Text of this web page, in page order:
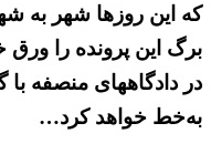
که این روزها شهر به
برگ این پرونده را ورق
در دادگاههای منصفه با
به‌خط خواهد کرد…